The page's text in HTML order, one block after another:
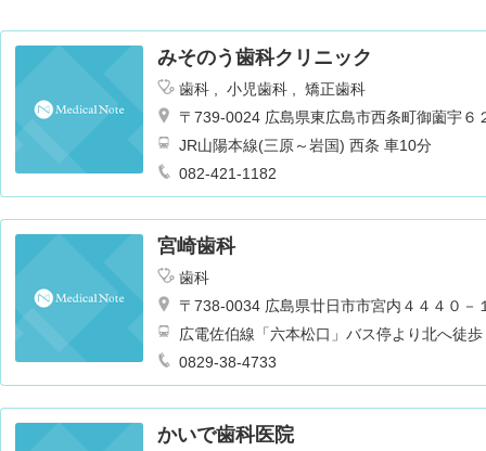
みそのう歯科クリニック
歯科 小児歯科
矯正歯科
〒739-0024 広島県東広島市西条町御薗宇６
JR山陽本線(三原～岩国) 西条 車10分
082-421-1182
宮崎歯科
歯科
〒738-0034 広島県廿日市市宮内４４４０－
広電佐伯線「六本松口」バス停より北へ徒歩
0829-38-4733
かいで歯科医院